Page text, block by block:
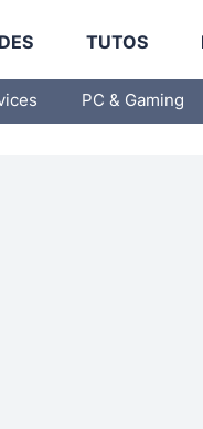
TUTOS
PC & Gaming